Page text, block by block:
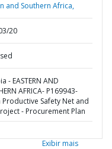
and Southern Africa,
20
- EASTERN AND
AFRICA- P169943-
Productive Safety Net and
- Procurement Plan
Exibir mais